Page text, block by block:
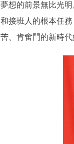
夢想的前景無比光
和接班人的根本任
苦、肯奮鬥的新時